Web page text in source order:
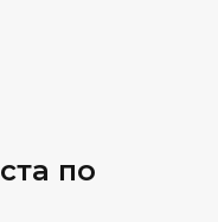
ста по